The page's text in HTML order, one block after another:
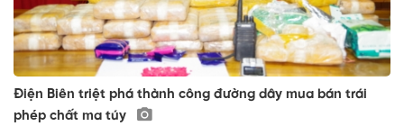
Điện Biên triệt phá thành công đường dây mua bán trái
phép chất ma túy